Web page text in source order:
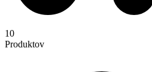
10
Produktov